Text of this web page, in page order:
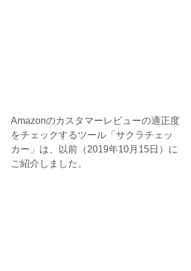
Amazonのカスタマーレビューの適正度
をチェックするツール「サクラチェッ
カー」は、以前（2019年10月15日）に
ご紹介しました。